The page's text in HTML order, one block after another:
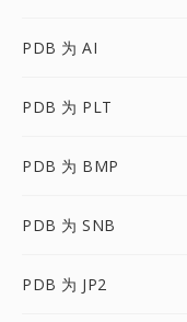
PDB 为 AI
PDB 为 PLT
PDB 为 BMP
PDB 为 SNB
PDB 为 JP2